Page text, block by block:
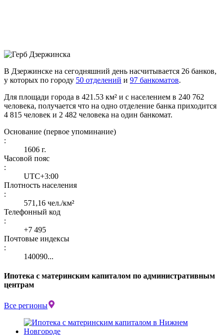
В Дзержинске на сегодняшний день насчитывается 26 банков,
у которых по городу 50 отделений и 97 банкоматов.
Для площади города в 421.53 км² и с населением в 240 762
человека, получается что на одно отделение банка приходится
4 815 человек и 2 482 человека на один банкомат.
Основание (первое упоминание)
:
1606 г.
Часовой пояс
:
UTC+3:00
Плотность населения
:
571,16 чел./км²
Телефонный код
:
+7 495
Почтовые индексы
:
140090...
Ипотека с материнским капиталом по административным
центрам
Все регионы